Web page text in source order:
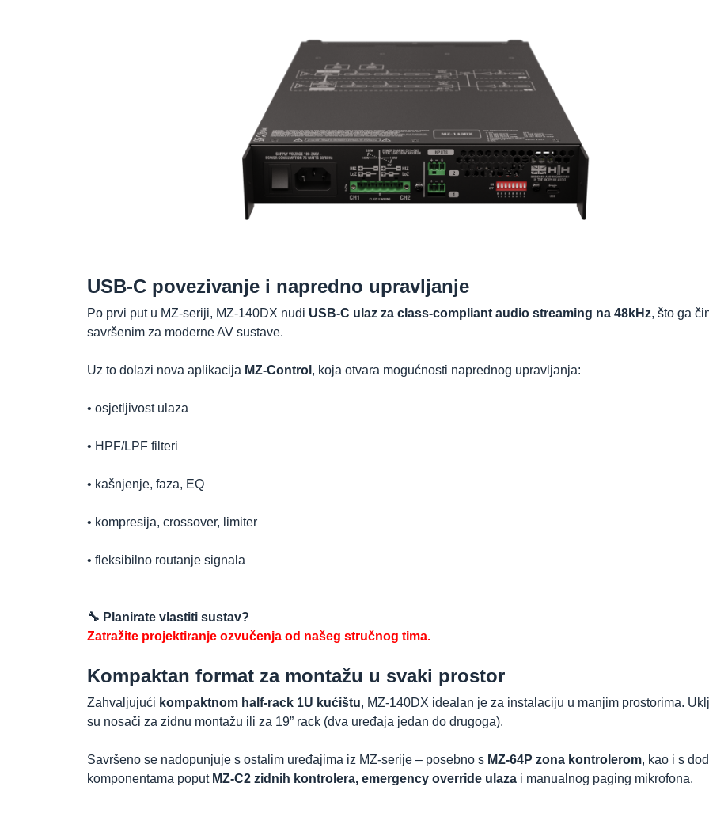
USB-C povezivanje i napredno upravljanje
Po prvi put u MZ-seriji, MZ-140DX nudi USB-C ulaz za class-compliant audio streaming na 48kHz, što ga
savršenim za moderne AV sustave.
Uz to dolazi nova aplikacija MZ-Control , koja otvara mogućnosti naprednog upravljanja:
• osjetljivost ulaza
• HPF/LPF filteri
• kašnjenje, faza, EQ
• kompresija, crossover, limiter
• fleksibilno routanje signala
🔧 Planirate vlastiti sustav?
Zatražite projektiranje ozvučenja od našeg stručnog tima.
Kompaktan format za montažu u svaki prostor
Zahvaljujući kompaktnom half-rack 1U kućištu, MZ-140DX idealan je za instalaciju u manjim prostorima.
su nosači za zidnu montažu ili za 19” rack (dva uređaja jedan do drugoga).
Savršeno se nadopunjuje s ostalim uređajima iz MZ-serije – posebno s MZ-64P zona kontrolerom, kao i s
komponentama poput MZ-C2 zidnih kontrolera, emergency override ulaza i manualnog paging mikrofona.